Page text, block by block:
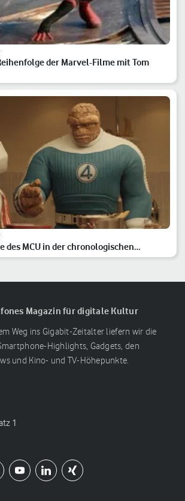
der Marvel-Filme mit Tom
des MCU in der chronologischen
Magazin für digitale Kultur
Weg ins Gigabit-Zeitalter liefern wir die
Highlights, Gadgets, den
und Kino- und TV-Höhepunkte.
1